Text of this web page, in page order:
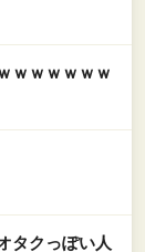
ｗｗｗｗｗｗ
タクっぽい人